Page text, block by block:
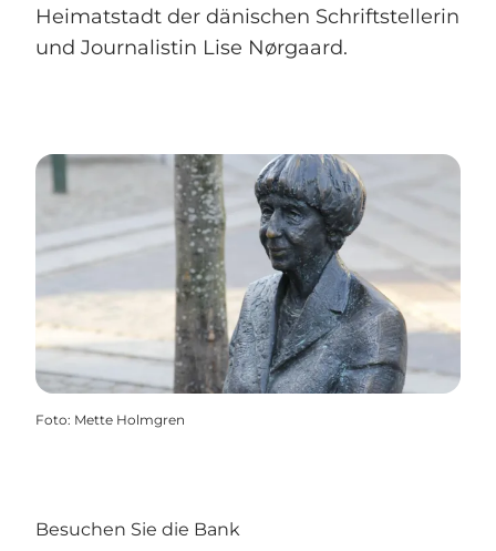
Heimatstadt der dänischen Schriftstellerin
und Journalistin Lise Nørgaard.
Foto: Mette Holmgren
Besuchen Sie die Bank